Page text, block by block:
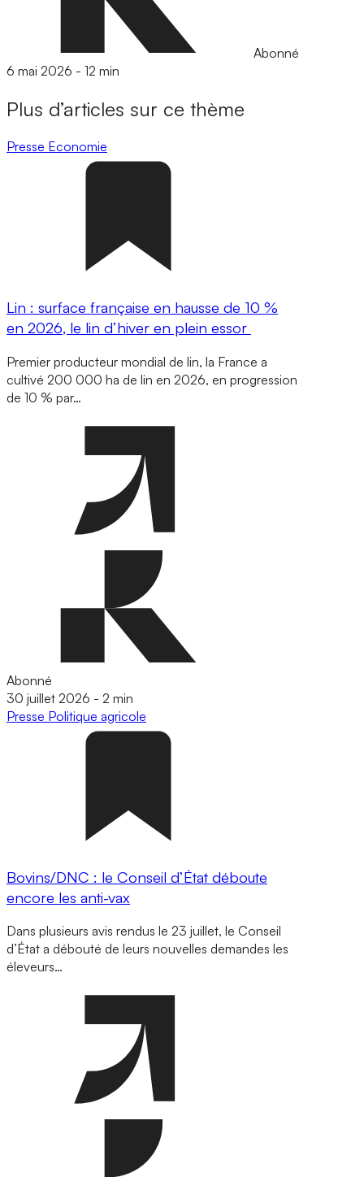
Abonné
6 mai 2026 - 12 min
Plus d’articles sur ce thème
Presse Economie
Lin : surface française en hausse de 10 %
en 2026, le lin d’hiver en plein essor
Premier producteur mondial de lin, la France a
cultivé 200 000 ha de lin en 2026, en progression
de 10 % par…
Abonné
30 juillet 2026 - 2 min
Presse Politique agricole
Bovins/DNC : le Conseil d’État déboute
encore les anti-vax
Dans plusieurs avis rendus le 23 juillet, le Conseil
d’État a débouté de leurs nouvelles demandes les
éleveurs…